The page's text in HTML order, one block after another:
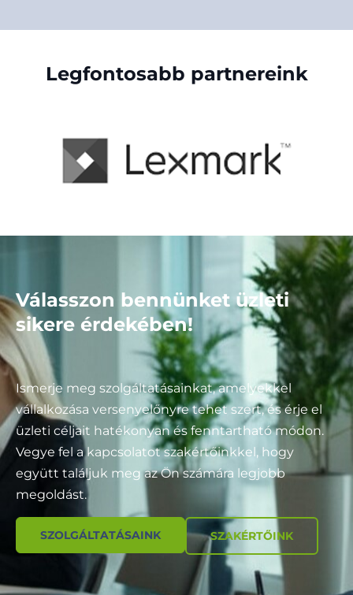
Legfontosabb partnereink
Válasszon bennünket üzleti
sikere érdekében!
Ismerje meg szolgáltatásainkat, amelyekkel
vállalkozása versenyelőnyre tehet szert, és érje el
üzleti céljait hatékonyan és fenntartható módon.
Vegye fel a kapcsolatot szakértőinkkel, hogy
együtt találjuk meg az Ön számára legjobb
megoldást.
SZOLGÁLTATÁSAINK SZAKÉRTŐINK